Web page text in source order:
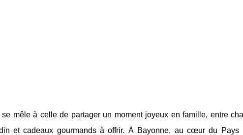
mêle à celle de partager un moment joyeux en famille, entre
et cadeaux gourmands à offrir. À Bayonne, au cœur du Pays